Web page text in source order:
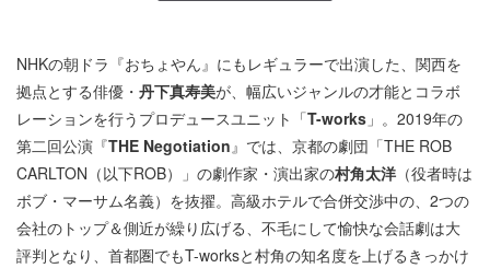
NHKの朝ドラ『おちょやん』にもレギュラーで出演した、関西を
拠点とする俳優・ 丹下真寿美が、幅広いジャンルの才能とコラボ
レーションを行うプロデュースユニット「T-works 」。2019年の
第二回公演『THE Negotiation』では、京都の劇団「THE ROB
CARLTON（以下ROB）」の劇作家・演出家の村角太洋 （役者時は
ボブ・マーサム名義）を抜擢。高級ホテルで合併交渉中の、2つの
会社のトップ＆側近が繰り広げる、不毛にして愉快な会話劇は大
評判となり、首都圏でもT-worksと村角の知名度を上げるきっかけ